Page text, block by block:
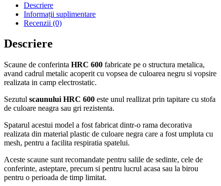
Descriere
Informații suplimentare
Recenzii (0)
Descriere
Scaune de conferinta HRC 600 fabricate pe o structura metalica,
avand cadrul metalic acoperit cu vopsea de culoarea negru si vopsire
realizata in camp electrostatic.
Sezutul scaunului HRC 600 este unul reallizat prin tapitare cu stofa
de culoare neagra sau gri rezistenta.
Spatarul acestui model a fost fabricat dintr-o rama decorativa
realizata din material plastic de culoare negra care a fost umpluta cu
mesh, pentru a facilita respiratia spatelui.
Aceste scaune sunt recomandate pentru salile de sedinte, cele de
conferinte, asteptare, precum si pentru lucrul acasa sau la birou
pentru o perioada de timp limitat.